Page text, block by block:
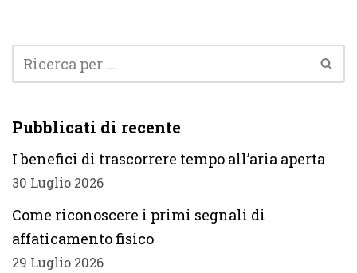
Pubblicati di recente
I benefici di trascorrere tempo all’aria aperta
30 Luglio 2026
Come riconoscere i primi segnali di
affaticamento fisico
29 Luglio 2026